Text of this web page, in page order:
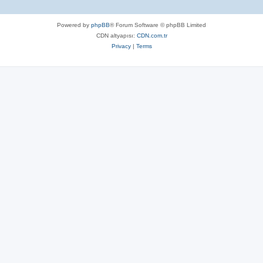
Powered by phpBB® Forum Software © phpBB Limited
CDN altyapısı: CDN.com.tr
Privacy| Terms